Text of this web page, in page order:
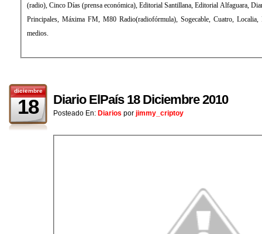
(radio), Cinco Días (prensa económica), Editorial Santillana, Editorial Alfaguara,
Principales, Máxima FM, M80 Radio(radiofórmula), Sogecable, Cuatro,
medios.
diciembre
18 Diario ElPaís 18 Diciembre 2010
Posteado En: Diarios por jimmy_criptoy